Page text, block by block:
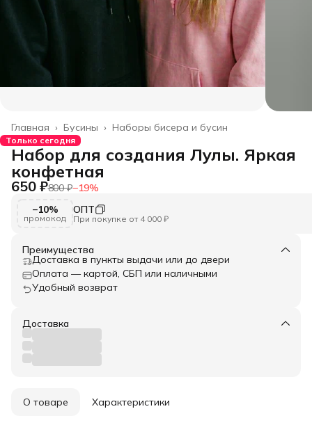
Наборы бисера и бусин
Бусины ›
Главная ›
Только сегодня
Набор для создания Лулы. Яркая
конфетная
650 ₽800 ₽−19%
−10%
промокод
ОПТ
При покупке от 4 000 ₽
Преимущества
Доставка в пункты выдачи или до двери
Оплата — картой, СБП или наличными
Удобный возврат
Доставка
О товаре Характеристики